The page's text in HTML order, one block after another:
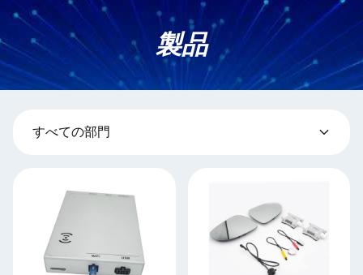
製品
すべての部門